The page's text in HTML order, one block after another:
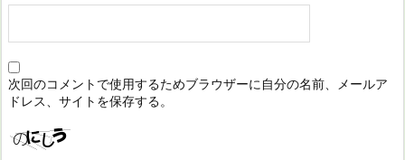
次回のコメントで使用するためブラウザーに自分の名前、メールア
ドレス、サイトを保存する。